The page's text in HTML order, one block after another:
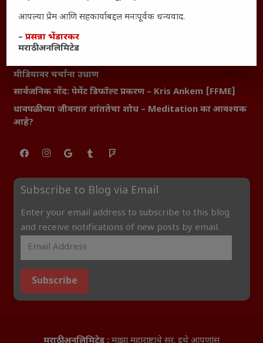
महाराष्ट्रातील बदलत्या हवामानाचा शेतीवर वाढता परिणाम:
महाराष्ट्र आणि संपूर्ण भारतातील शेतकऱ्यांना मान्सूनचे महत्त्व
मीडियावर चर्चांना उधाण
सार्वजनिक नोंद: पेमेंट डिफॉल्ट प्रकरण – Kris Ankem [FFME]
धावपळीच्या जीवनात शांततेचा शोध – Meditation का आवश्यक
आहे?
Subscribe to Blog via Email
Enter your email address to subscribe to this blog
and receive notifications of new posts by email.
Subscribe
आपल्या प्रेम आणि सहकार्याबद्दल मनःपूर्वक धन्यवाद.
–प्रसन्ना भेंडारकर
मराठी अनलिमिटेड